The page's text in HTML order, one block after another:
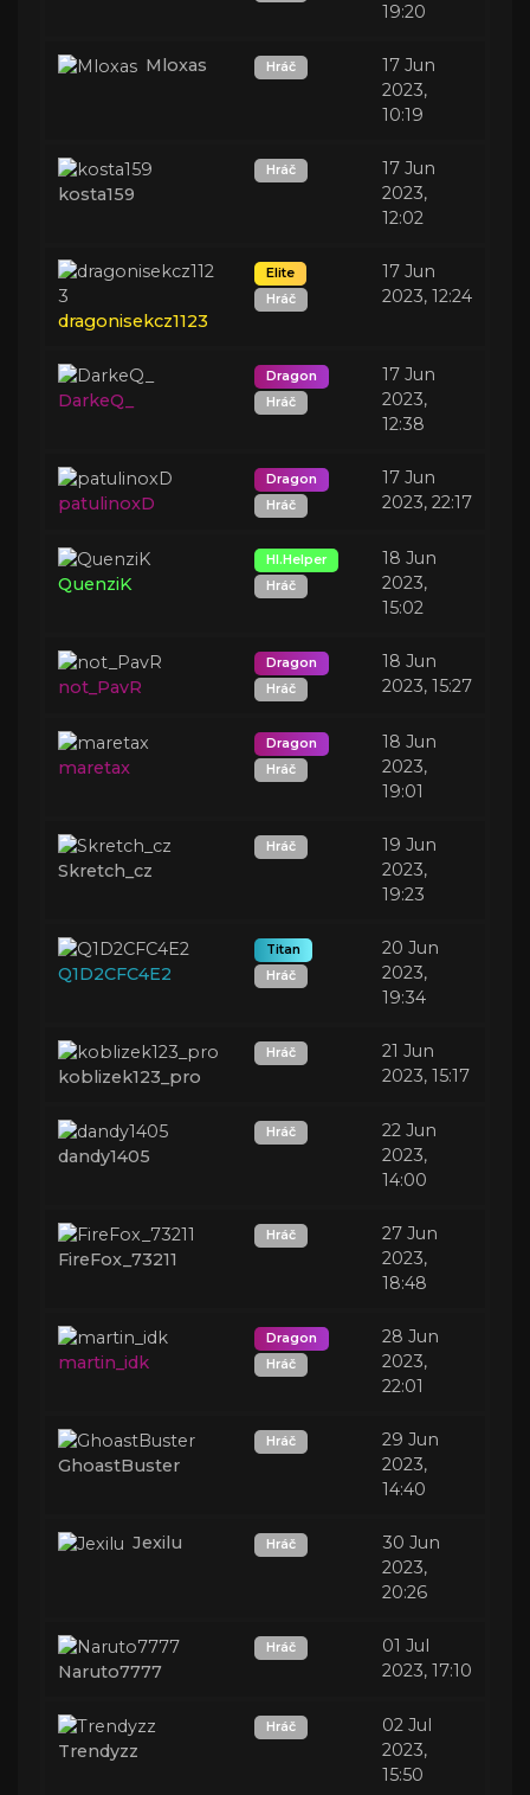
19:20
Mloxas Hráč
17 Jun
2023,
10:19
kosta159
Hráč
17 Jun
2023,
12:02
dragonisekcz1123
Elite
Hráč
17 Jun
2023, 12:24
DarkeQ_
Dragon
Hráč
17 Jun
2023,
12:38
patulinoxD
Dragon
Hráč
17 Jun
2023, 22:17
QuenziK
Hl.Helper
Hráč
18 Jun
2023,
15:02
not_PavR
Dragon
Hráč
18 Jun
2023, 15:27
maretax
Dragon
Hráč
18 Jun
2023,
19:01
Skretch_cz
Hráč
19 Jun
2023,
19:23
Q1D2CFC4E2
Titan
Hráč
20 Jun
2023,
19:34
koblizek123_pro
Hráč
21 Jun
2023, 15:17
dandy1405
Hráč
22 Jun
2023,
14:00
FireFox_73211
Hráč
27 Jun
2023,
18:48
martin_idk
Dragon
Hráč
28 Jun
2023,
22:01
GhoastBuster
Hráč
29 Jun
2023,
14:40
Jexilu Hráč
30 Jun
2023,
20:26
Naruto7777
Hráč
01 Jul
2023, 17:10
Trendyzz
Hráč
02 Jul
2023,
15:50